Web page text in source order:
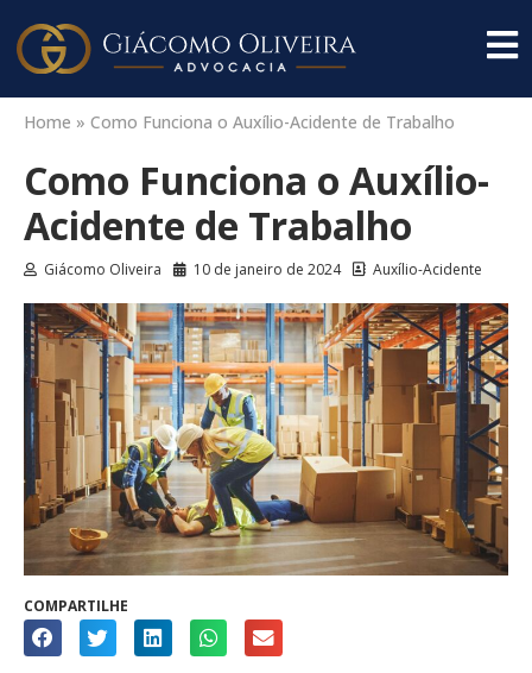
Home » Como Funciona o Auxílio-Acidente de Trabalho
Como Funciona o Auxílio-
Acidente de Trabalho
Giácomo Oliveira 10 de janeiro de 2024 Auxílio-Acidente
COMPARTILHE